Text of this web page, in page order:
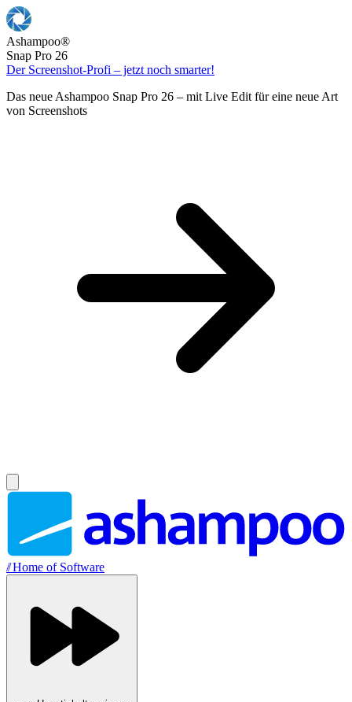
Ashampoo®
Snap Pro 26
Der Screenshot-Profi – jetzt noch smarter!
Das neue Ashampoo Snap Pro 26 – mit Live Edit für eine neue Art
von Screenshots
//Home of Software